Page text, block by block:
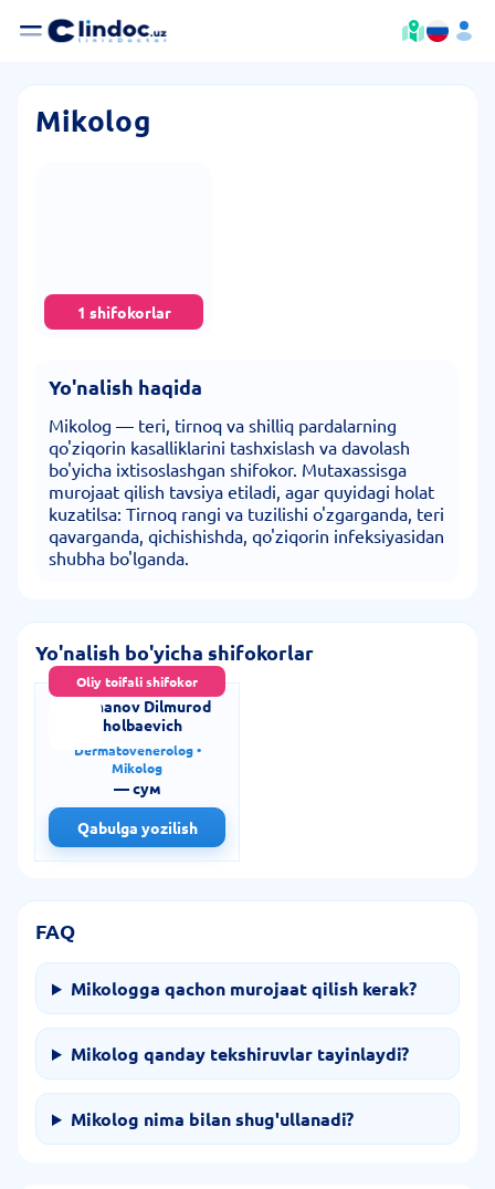
Mikolog
1 shifokorlar
Yo'nalish haqida
Mikolog — teri, tirnoq va shilliq pardalarning
qo'ziqorin kasalliklarini tashxislash va davolash
bo'yicha ixtisoslashgan shifokor. Mutaxassisga
murojaat qilish tavsiya etiladi, agar quyidagi holat
kuzatilsa: Tirnoq rangi va tuzilishi o'zgarganda, teri
qavarganda, qichishishda, qo'ziqorin infeksiyasidan
shubha bo'lganda.
Yo'nalish bo'yicha shifokorlar
Oliy toifali shifokor
Zhumanov Dilmurod
Kholbaevich
Dermatovenerolog •
Mikolog
— сум
Qabulga yozilish
FAQ
Mikologga qachon murojaat qilish kerak?
Mikolog qanday tekshiruvlar tayinlaydi?
Mikolog nima bilan shug'ullanadi?